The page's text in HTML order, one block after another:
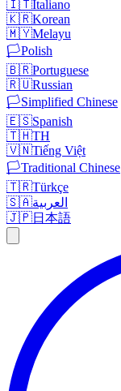
🇮🇹Italiano
🇰🇷Korean
🇲🇾Melayu
🏳️Polish
🇧🇷Portuguese
🇷🇺Russian
🏳️Simplified Chinese
🇪🇸Spanish
🇹🇭TH
🇻🇳Tiếng Việt
🏳️Traditional Chinese
🇹🇷Türkçe
🇸🇦العربية
🇯🇵日本語